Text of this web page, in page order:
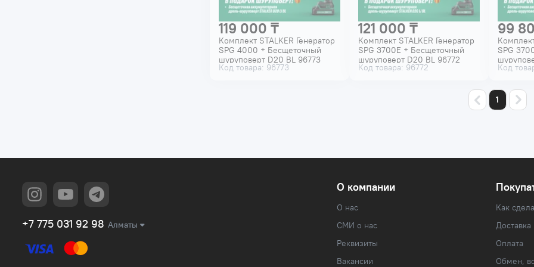
119 000 ₸
Комплект STALKER Генератор
SPG 4000 + Бесщеточный
шуруповерт D20 BL 96773
Код товара: 96773
121 000 ₸
Комплект STALKER Генератор
SPG 3700E + Бесщеточный
шуруповерт D20 BL 96772
Код товара: 96772
99
SPG
Код
1
+7 775 031 92 98 Алматы
О компании
О нас
СМИ о нас
Реквизиты
Вакансии
Как
Доставка
Оплата
Обмен,